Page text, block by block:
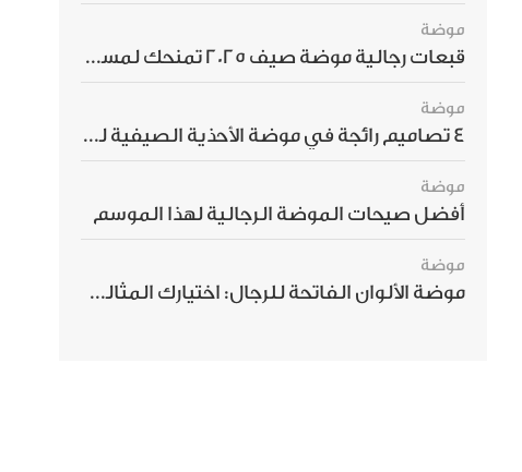
موضة
قبعات رجالية موضة صيف 2025 تمنحك لمسة أناقة استثنائية
موضة
4 تصاميم رائجة في موضة الأحذية الصيفية للرجال هذا الموسم
موضة
أفضل صيحات الموضة الرجالية لهذا الموسم
موضة
موضة الألوان الفاتحة للرجال: اختيارك المثالي لإطلالة صيفية مبهرة